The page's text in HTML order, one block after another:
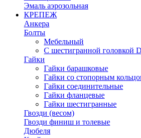
Эмаль аэрозольная
КРЕПЕЖ
Анкера
Болты
Мебельный
С шестигранной головкой
Гайки
Гайки барашковые
Гайки со стопорным
Гайки соединительные
Гайки фланцевые
Гайки шестигранные
Гвозди (весом)
Гвозди финиш и толевые
Дюбеля